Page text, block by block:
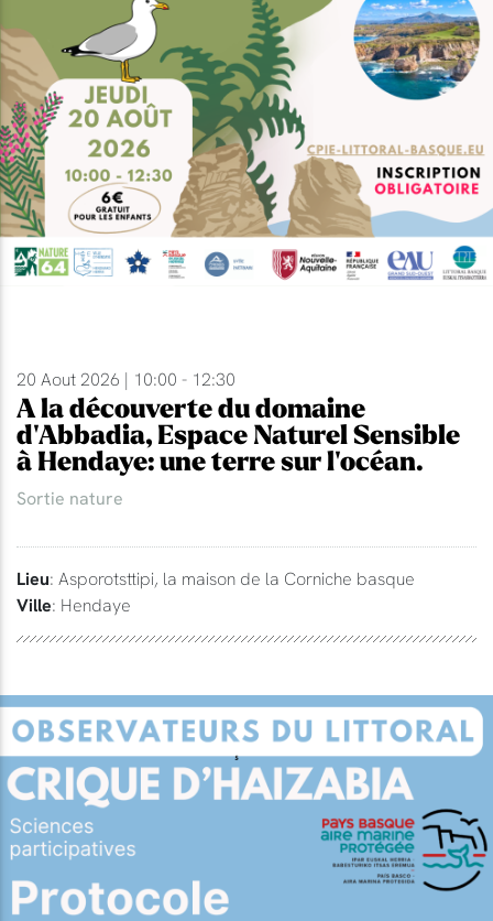
20 Aout 2026 | 10:00 - 12:30
A la découverte du domaine
d'Abbadia, Espace Naturel Sensible
à Hendaye: une terre sur l'océan.
Sortie nature
Lieu: Asporotsttipi, la maison de la Corniche basque
Ville: Hendaye